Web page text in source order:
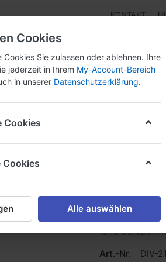
KONTAKT
Schnäppchenecke
(5TE
Art.-Nr.
DIV-
Cookies
Cookies Sie zulassen oder ablehnen. Ihre
jederzeit in Ihrem My-Account-Bereich
in unserer Datenschutzerklärung.
Cookies
Alle auswählen